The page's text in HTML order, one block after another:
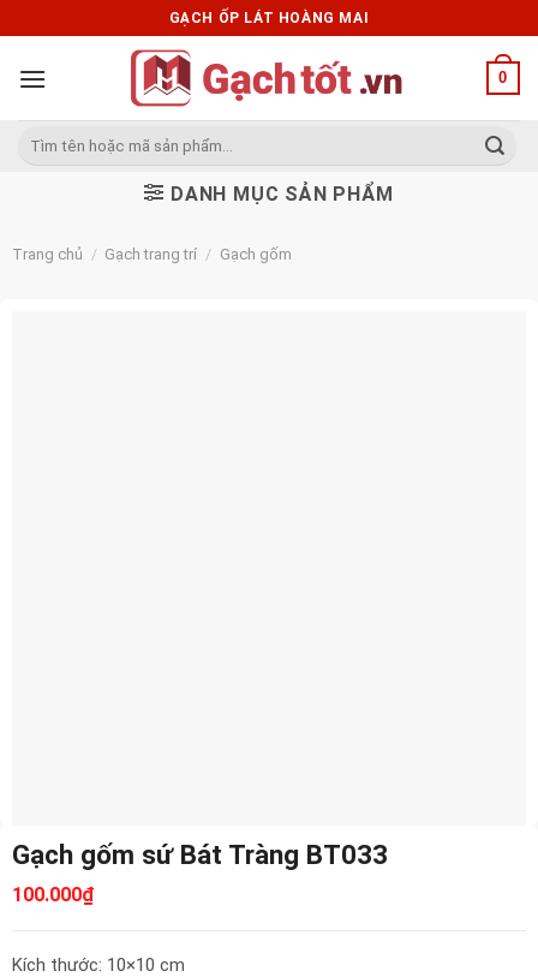
to
content
GẠCH ỐP LÁT HOÀNG MAI
0
Tìm
DANH MỤC SẢN PHẨM
Trang chủ / Gạch trang trí / Gạch gốm
Gạch gốm sứ Bát Tràng BT033
100.000₫
Kích thước: 10×10 cm